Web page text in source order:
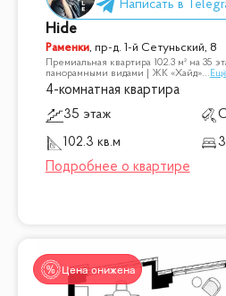
Hide
Раменки, пр-д. 1-й Сетуньский, 8
Премиальная квартира 102.3 м² на 35
панорамными видами | ЖК «Хайд»...
4-комнатная квартира
35 этаж
102.3 кв.м
Цена снижена